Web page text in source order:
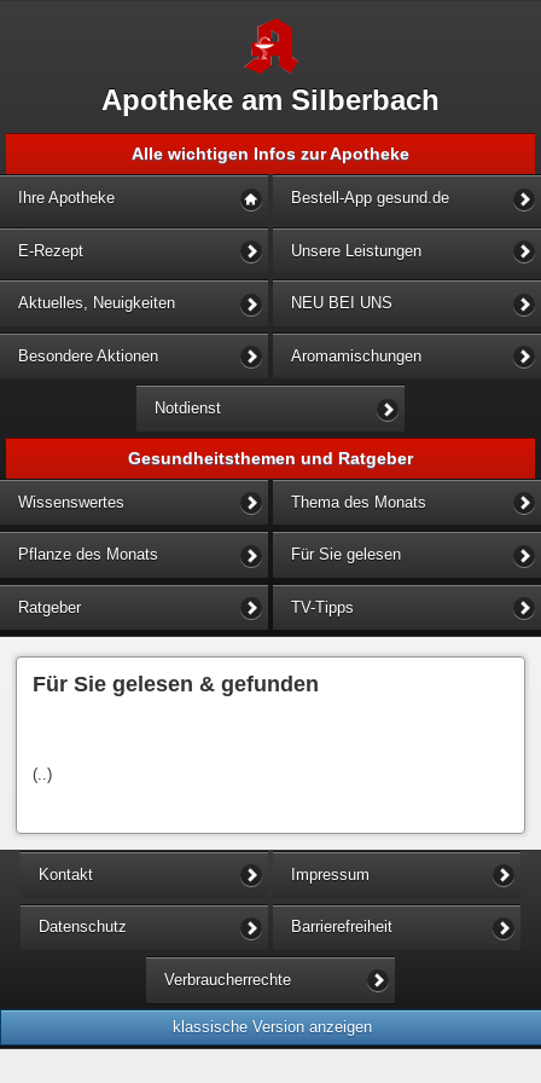
Apotheke am Silberbach
Alle wichtigen Infos zur Apotheke
Ihre Apotheke Bestell-App gesund.de
E-Rezept Unsere Leistungen
Aktuelles, Neuigkeiten NEU BEI UNS
Besondere Aktionen Aromamischungen
Notdienst
Gesundheitsthemen und Ratgeber
Wissenswertes Thema des Monats
Pflanze des Monats Für Sie gelesen
Ratgeber TV-Tipps
Für Sie gelesen & gefunden
(..)
Kontakt Impressum
Datenschutz Barrierefreiheit
Verbraucherrechte
klassische Version anzeigen